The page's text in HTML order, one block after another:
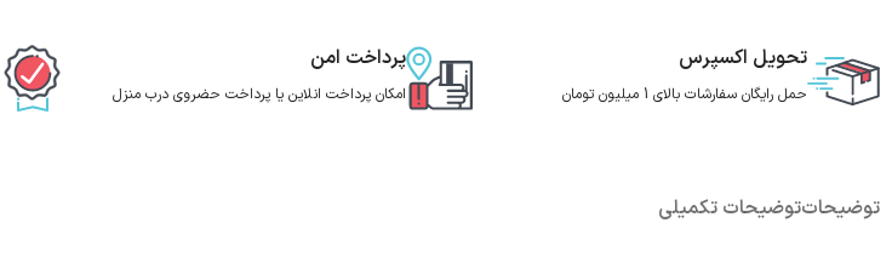
تحویل اکسپرس
حمل رایگان سفارشات بالای 1 میلیون تومان
پرداخت امن
امکان پرداخت انلاین یا پرداخت حضروی درب منزل
توضیحاتتوضیحات تکمیلی